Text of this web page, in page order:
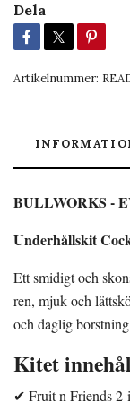
Dela
Artikelnummer:
BULLWORKS -
Underhållskit
Ett smidigt och
ren, mjuk och
och daglig
Kitet
✔ Fruit n Friends